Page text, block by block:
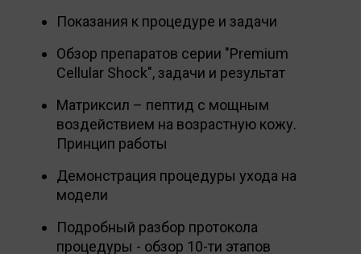
Показания к процедуре и задачи
Обзор препаратов серии "Premium
Cellular Shock", задачи и результат
Матриксил – пептид с мощным
воздействием на возрастную кожу.
Принцип работы
Демонстрация процедуры ухода на
модели
Подробный разбор протокола
процедуры - обзор 10-ти этапов